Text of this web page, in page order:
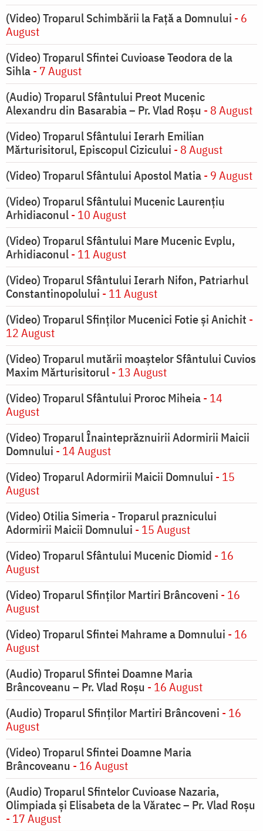
(Video) Troparul Schimbării la Față a Domnului - 6
August
(Video) Troparul Sfintei Cuvioase Teodora de la
Sihla- 7 August
(Audio) Troparul Sfântului Preot Mucenic
Alexandru din Basarabia – Pr. Vlad Roșu - 8 August
(Video) Troparul Sfântului Ierarh Emilian
Mărturisitorul, Episcopul Cizicului - 8 August
(Video) Troparul Sfântului Apostol Matia- 9 August
(Video) Troparul Sfântului Mucenic Laurențiu
Arhidiaconul- 10 August
(Video) Troparul Sfântului Mare Mucenic Evplu,
Arhidiaconul- 11 August
(Video) Troparul Sfântului Ierarh Nifon, Patriarhul
Constantinopolului - 11 August
(Video) Troparul Sfinților Mucenici Fotie și Anichit -
12 August
(Video) Troparul mutării moaștelor Sfântului Cuvios
Maxim Mărturisitorul- 13 August
(Video) Troparul Sfântului Proroc Miheia- 14
August
(Video) Troparul Înainteprăznuirii Adormirii Maicii
Domnului - 14 August
(Video) Troparul Adormirii Maicii Domnului - 15
August
(Video) Otilia Simeria - Troparul praznicului
Adormirii Maicii Domnului - 15 August
(Video) Troparul Sfântului Mucenic Diomid - 16
August
(Video) Troparul Sfinților Martiri Brâncoveni - 16
August
(Video) Troparul Sfintei Mahrame a Domnului - 16
August
(Audio) Troparul Sfintei Doamne Maria
Brâncoveanu – Pr. Vlad Roșu - 16 August
(Audio) Troparul Sfinților Martiri Brâncoveni - 16
August
(Video) Troparul Sfintei Doamne Maria
Brâncoveanu - 16 August
(Audio) Troparul Sfintelor Cuvioase Nazaria,
Olimpiada și Elisabeta de la Văratec – Pr. Vlad Roșu
- 17 August